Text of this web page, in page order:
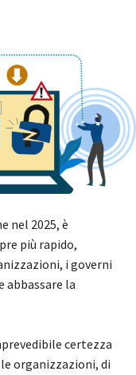
nel 2025, è
più rapido,
i governi
abbassare la
certezza
organizzazioni, di